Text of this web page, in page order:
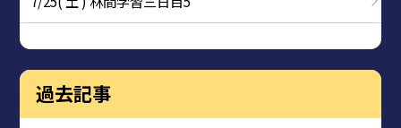
過去記事